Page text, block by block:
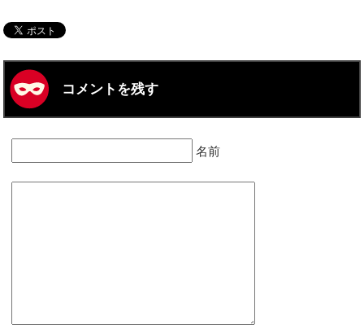
コメントを残す
名前